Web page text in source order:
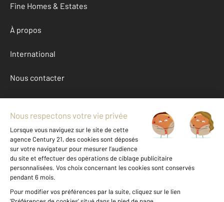
Fine Homes & Estates
À propos
International
Nous contacter
Mentions légales & CGU et Barèmes d'honoraires
Données personnelles
Gestionnaire des cookies
Achat appartement autour de MONTPELLIER (34090)